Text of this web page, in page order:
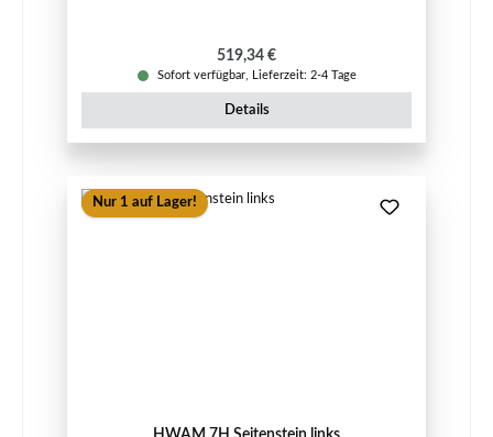
Regulärer Preis:
519,34 €
Sofort verfügbar, Lieferzeit: 2-4 Tage
Details
Nur 1 auf Lager!